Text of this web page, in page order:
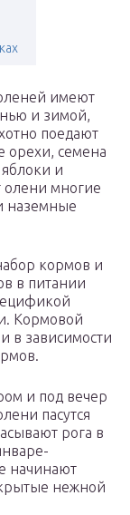
имеют
и зимой,
поедают
семена
и
олени многие
наземные
кормов и
в питании
Кормовой
в зависимости
и под вечер
пасутся
рога в
начинают
нежной